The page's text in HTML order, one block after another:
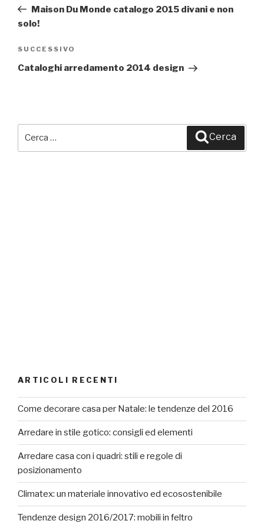
precedente:
Maison Du Monde catalogo 2015 divani e non
solo!
Articolo
successivo
SUCCESSIVO
Cataloghi arredamento 2014 design
Cerca
ARTICOLI RECENTI
Come decorare casa per Natale: le tendenze del 2016
Arredare in stile gotico: consigli ed elementi
Arredare casa con i quadri: stili e regole di
posizionamento
Climatex: un materiale innovativo ed ecosostenibile
Tendenze design 2016/2017: mobili in feltro